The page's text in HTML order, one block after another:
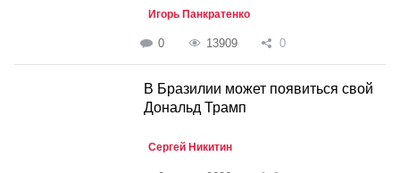
Игорь Панкратенко
0 13909 0
В Бразилии может появиться свой
Дональд Трамп
Сергей Никитин